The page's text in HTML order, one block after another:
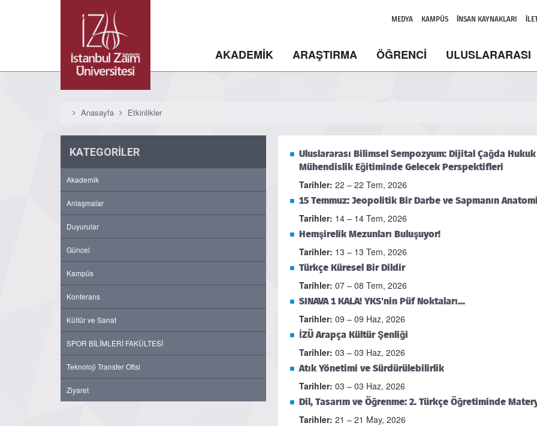
MEDYA KAMPÜS İNSAN KAYNAKLARI
AKADEMİK ARAŞTIRMA ÖĞRENCİ ULUSLARARASI
Anasayfa Etkinlikler
KATEGORİLER
Akademik
Anlaşmalar
Duyurular
Güncel
Kampüs
Konferans
Kültür ve Sanat
SPOR BİLİMLERİ FAKÜLTESİ
Teknoloji Transfer Ofisi
Ziyaret
Uluslararası Bilimsel Sempozyum: Dijital Çağda
Mühendislik Eğitiminde Gelecek Perspektifleri
Tarihler: 22 – 22 Tem, 2026
15 Temmuz: Jeopolitik Bir Darbe ve Sapmanın
Tarihler: 14 – 14 Tem, 2026
Hemşirelik Mezunları Buluşuyor!
Tarihler: 13 – 13 Tem, 2026
Türkçe Küresel Bir Dildir
Tarihler: 07 – 08 Tem, 2026
SINAVA 1 KALA! YKS'nin Püf Noktaları...
Tarihler: 09 – 09 Haz, 2026
İZÜ Arapça Kültür Şenliği
Tarihler: 03 – 03 Haz, 2026
Atık Yönetimi ve Sürdürülebilirlik
Tarihler: 03 – 03 Haz, 2026
Dil, Tasarım ve Öğrenme: 2. Türkçe Öğretiminde
Tarihler: 21 – 21 May, 2026